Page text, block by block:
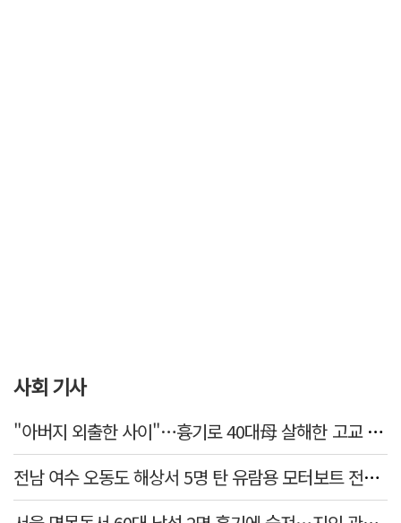
사회 기사
"아버지 외출한 사이"…흉기로 40대母 살해한 고교 자퇴생, 구속 기로에
전남 여수 오동도 해상서 5명 탄 유람용 모터보트 전복…2명 숨져